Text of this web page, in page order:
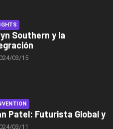
Southern y la
03/15
Patel: Futurista Global y
03/11